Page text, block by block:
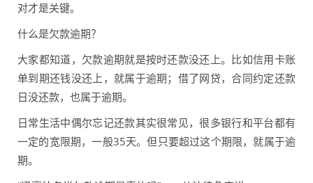
对才是关键。
什么是欠款逾期？
大家都知道，欠款逾期就是按时还款没还上。比如信用卡账
单到期还钱没还上，就属于逾期；借了网贷，合同约定还款
日没还款，也属于逾期。
日常生活中偶尔忘记还款其实很常见，很多银行和平台都有
一定的宽限期，一般35天。但只要超过这个期限，就属于逾
期。